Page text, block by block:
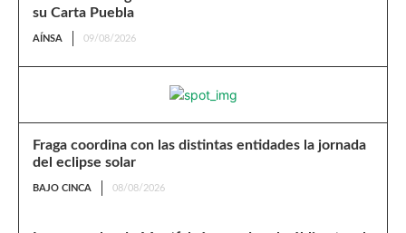
su Carta Puebla
AÍNSA 09/08/2026
Fraga coordina con las distintas entidades la jornada
del eclipse solar
BAJO CINCA 08/08/2026